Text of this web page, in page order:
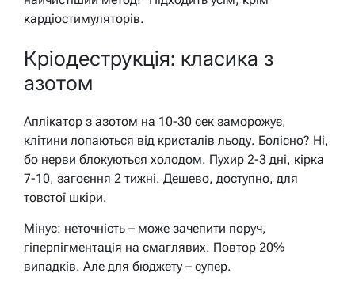
кардіостимуляторів.
Кріодеструкція: класика з
азотом
Аплікатор з азотом на 10-30 сек заморожує,
клітини лопаються від кристалів льоду. Болісно? Ні,
бо нерви блокуються холодом. Пухир 2-3 дні, кірка
7-10, загоєння 2 тижні. Дешево, доступно, для
товстої шкіри.
Мінус: неточність – може зачепити поруч,
гіперпігментація на смаглявих. Повтор 20%
випадків. Але для бюджету – супер.